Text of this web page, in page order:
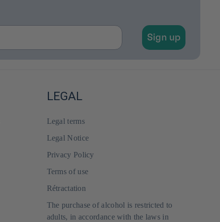
Sign up
LEGAL
Legal terms
Legal Notice
Privacy Policy
Terms of use
Rétractation
The purchase of alcohol is restricted to
adults, in accordance with the laws in